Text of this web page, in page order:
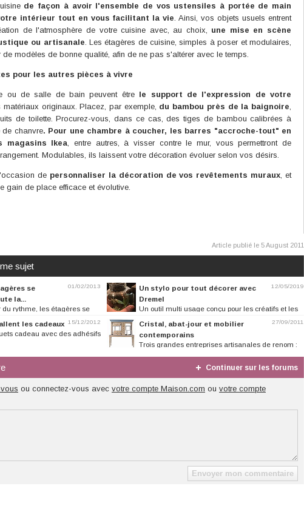
de façon à avoir l'ensemble de vos ustensiles à portée de main
intérieur tout en vous facilitant la vie. Ainsi, vos objets usuels entrent
de l'atmosphère de votre cuisine avec, au choix, une mise en scène
ou artisanale. Les étagères de cuisine, simples à poser et modulaires,
de modèles de bonne qualité, afin de ne pas s'altérer avec le temps.
pour les autres pièces à vivre
ou de salle de bain peuvent être le support de l'expression de votre
originaux. Placez, par exemple, du bambou près de la baignoire,
de toilette. Procurez-vous, dans ce cas, des tiges de bambou calibrées à
de chanvre. Pour une chambre à coucher, les barres "accroche-tout" en
magasins Ikea, entre autres, à visser contre le mur, vous permettront de
Modulables, ils laissent votre décoration évoluer selon vos désirs.
de personnaliser la décoration de vos revêtements muraux, et
gain de place efficace et évolutive.
Article publié le 5 August 2011
sujet
01/02/2013
se
la...
du rythme, les étagères se
12/05/2019
Un stylo pour tout décorer avec
Dremel
Un outil multi usage conçu pour les créatifs et les
15/12/2012
les cadeaux
cadeau avec des adhésifs
27/09/2011
Cristal, abat-jour et mobilier
contemporains
Trois grandes entreprises artisanales de renom :
Continuer sur les forums
ou connectez-vous avec votre compte Maison.com ou votre compte